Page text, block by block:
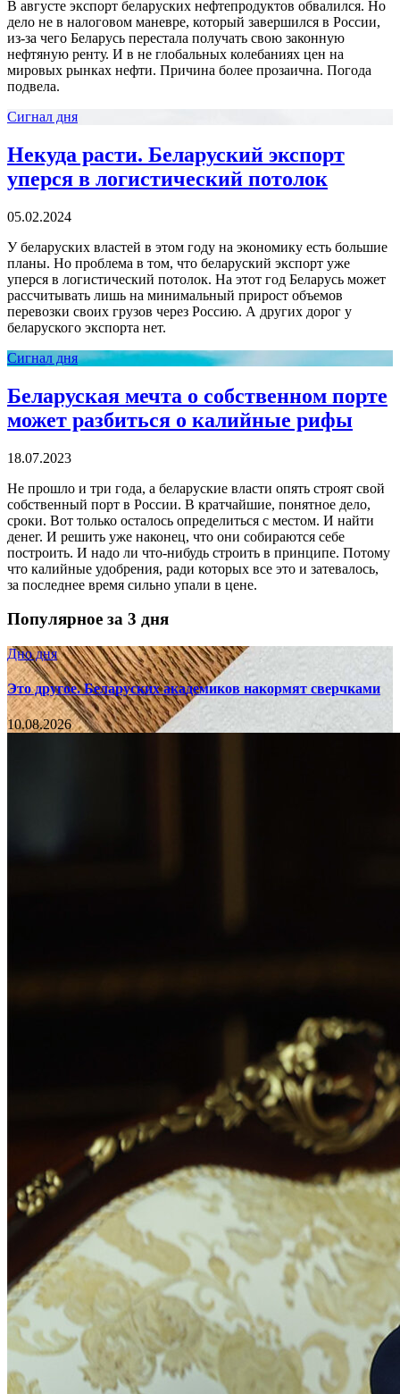
В августе экспорт беларуских нефтепродуктов обвалился. Но
дело не в налоговом маневре, который завершился в России,
из-за чего Беларусь перестала получать свою законную
нефтяную ренту. И в не глобальных колебаниях цен на
мировых рынках нефти. Причина более прозаична. Погода
подвела.
Сигнал дня
Некуда расти. Беларуский экспорт
уперся в логистический потолок
05.02.2024
У беларуских властей в этом году на экономику есть большие
планы. Но проблема в том, что беларуский экспорт уже
уперся в логистический потолок. На этот год Беларусь может
рассчитывать лишь на минимальный прирост объемов
перевозки своих грузов через Россию. А других дорог у
беларуского экспорта нет.
Сигнал дня
Беларуская мечта о собственном порте
может разбиться о калийные рифы
18.07.2023
Не прошло и три года, а беларуские власти опять строят свой
собственный порт в России. В кратчайшие, понятное дело,
сроки. Вот только осталось определиться с местом. И найти
денег. И решить уже наконец, что они собираются себе
построить. И надо ли что-нибудь строить в принципе. Потому
что калийные удобрения, ради которых все это и затевалось,
за последнее время сильно упали в цене.
Популярное за 3 дня
Дно дня
Это другое. Беларуских академиков накормят сверчками
10.08.2026